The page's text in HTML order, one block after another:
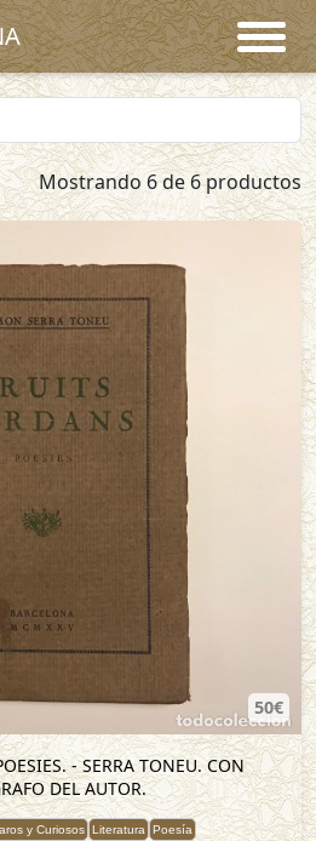
Mostrando 6 de 6 productos
50€
- SERRA TONEU. CON
DEL AUTOR.
y Curiosos Literatura Poesía